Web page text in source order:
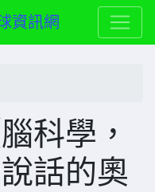
資訊網
科學，
話的奧